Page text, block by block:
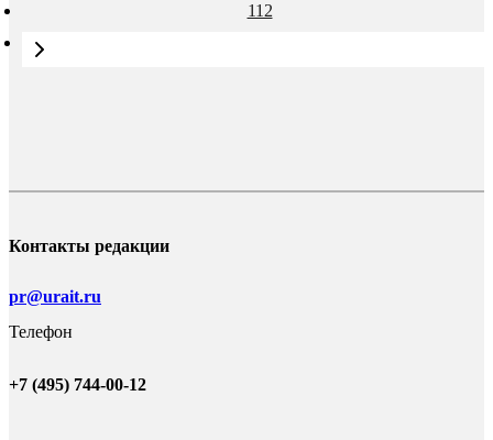
112
Контакты редакции
pr@urait.ru
Телефон
+7 (495) 744-00-12